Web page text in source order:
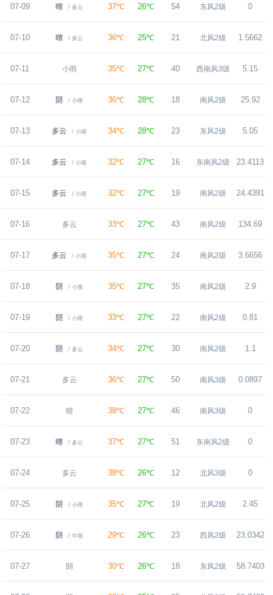
07-09 晴 / 多云 37℃ 26℃ 54 东风2级 0
07-10 晴 / 多云 36℃ 25℃ 21 北风2级 1.5662
07-11 小雨 35℃ 27℃ 40 西南风3级 5.15
07-12 阴 / 小雨 36℃ 28℃ 18 南风2级 25.92
07-13 多云 / 小雨 34℃ 28℃ 23 东风2级 5.05
07-14 多云 / 小雨 32℃ 27℃ 16 东南风2级 23.4113
07-15 多云 / 小雨 32℃ 27℃ 19 南风2级 24.4391
07-16 多云 33℃ 27℃ 43 南风2级 134.69
07-17 多云 / 小雨 35℃ 27℃ 24 南风2级 3.6656
07-18 阴 / 小雨 35℃ 27℃ 35 南风2级 2.9
07-19 阴 / 小雨 33℃ 27℃ 22 南风2级 0.81
07-20 阴 / 多云 34℃ 27℃ 30 南风2级 1.1
07-21 多云 36℃ 27℃ 50 南风3级 0.0897
07-22 晴 38℃ 27℃ 46 南风3级 0
07-23 晴 / 多云 37℃ 27℃ 51 东南风2级 0
07-24 多云 38℃ 26℃ 12 北风3级 0
07-25 阴 / 小雨 35℃ 27℃ 19 北风2级 2.45
07-26 阴 / 中雨 29℃ 26℃ 23 西风2级 23.0342
07-27 阴 30℃ 26℃ 18 东风2级 58.7403